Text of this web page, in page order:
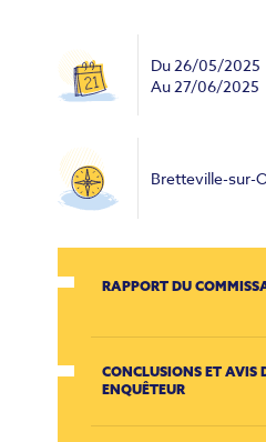
Du 26/05/2025
Au 27/06/2025
Bretteville-sur-
RAPPORT DU
CONCLUSIONS ET AVIS
ENQUÊTEUR